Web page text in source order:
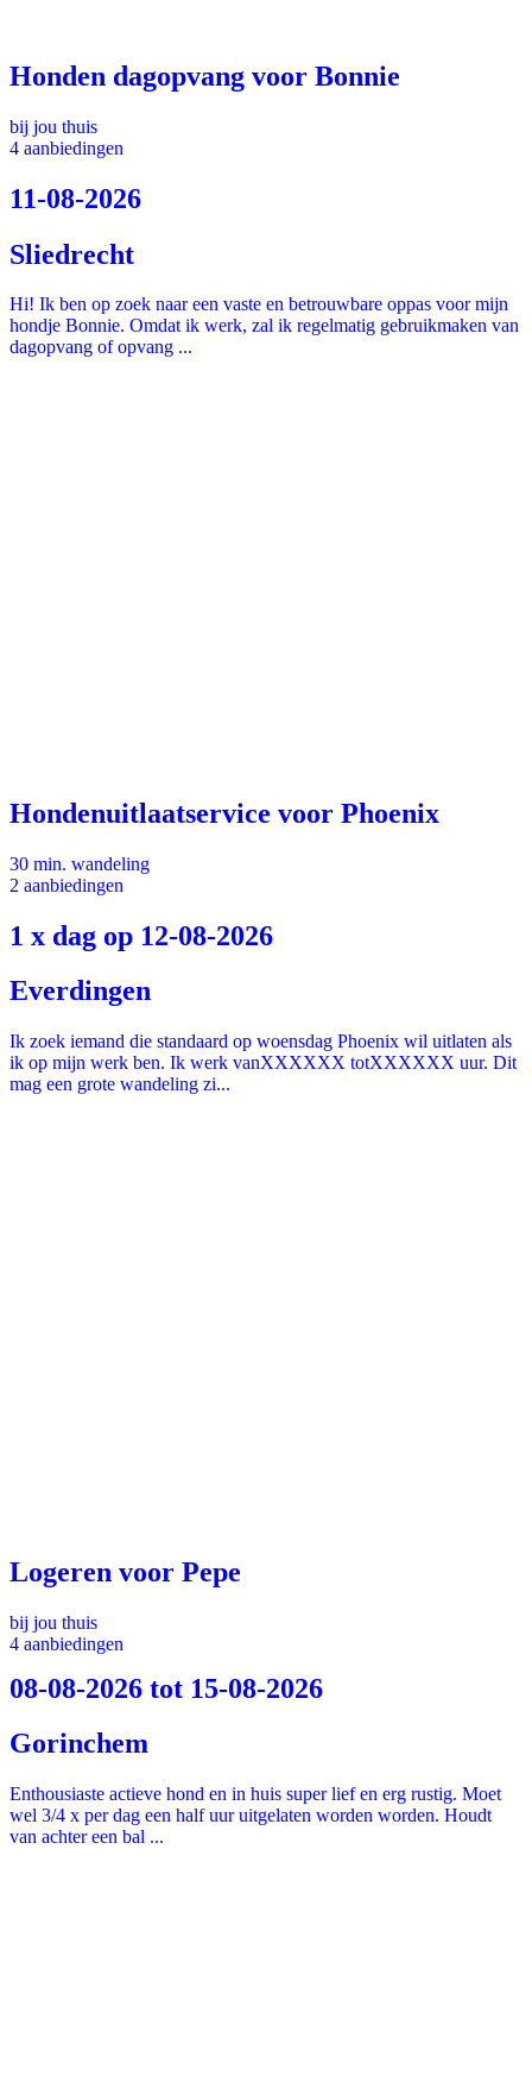
Honden dagopvang voor Bonnie
bij jou thuis
4 aanbiedingen
11-08-2026
Sliedrecht
Hi! Ik ben op zoek naar een vaste en betrouwbare oppas voor mijn
hondje Bonnie. Omdat ik werk, zal ik regelmatig gebruikmaken van
dagopvang of opvang ...
Hondenuitlaatservice voor Phoenix
30 min. wandeling
2 aanbiedingen
1 x dag op 12-08-2026
Everdingen
Ik zoek iemand die standaard op woensdag Phoenix wil uitlaten als
ik op mijn werk ben. Ik werk vanXXXXXX totXXXXXX uur. Dit
mag een grote wandeling zi...
Logeren voor Pepe
bij jou thuis
4 aanbiedingen
08-08-2026 tot 15-08-2026
Gorinchem
Enthousiaste actieve hond en in huis super lief en erg rustig. Moet
wel 3/4 x per dag een half uur uitgelaten worden worden. Houdt
van achter een bal ...